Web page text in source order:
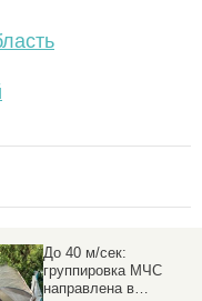
До 40 м/сек:
группировка МЧС
направлена в